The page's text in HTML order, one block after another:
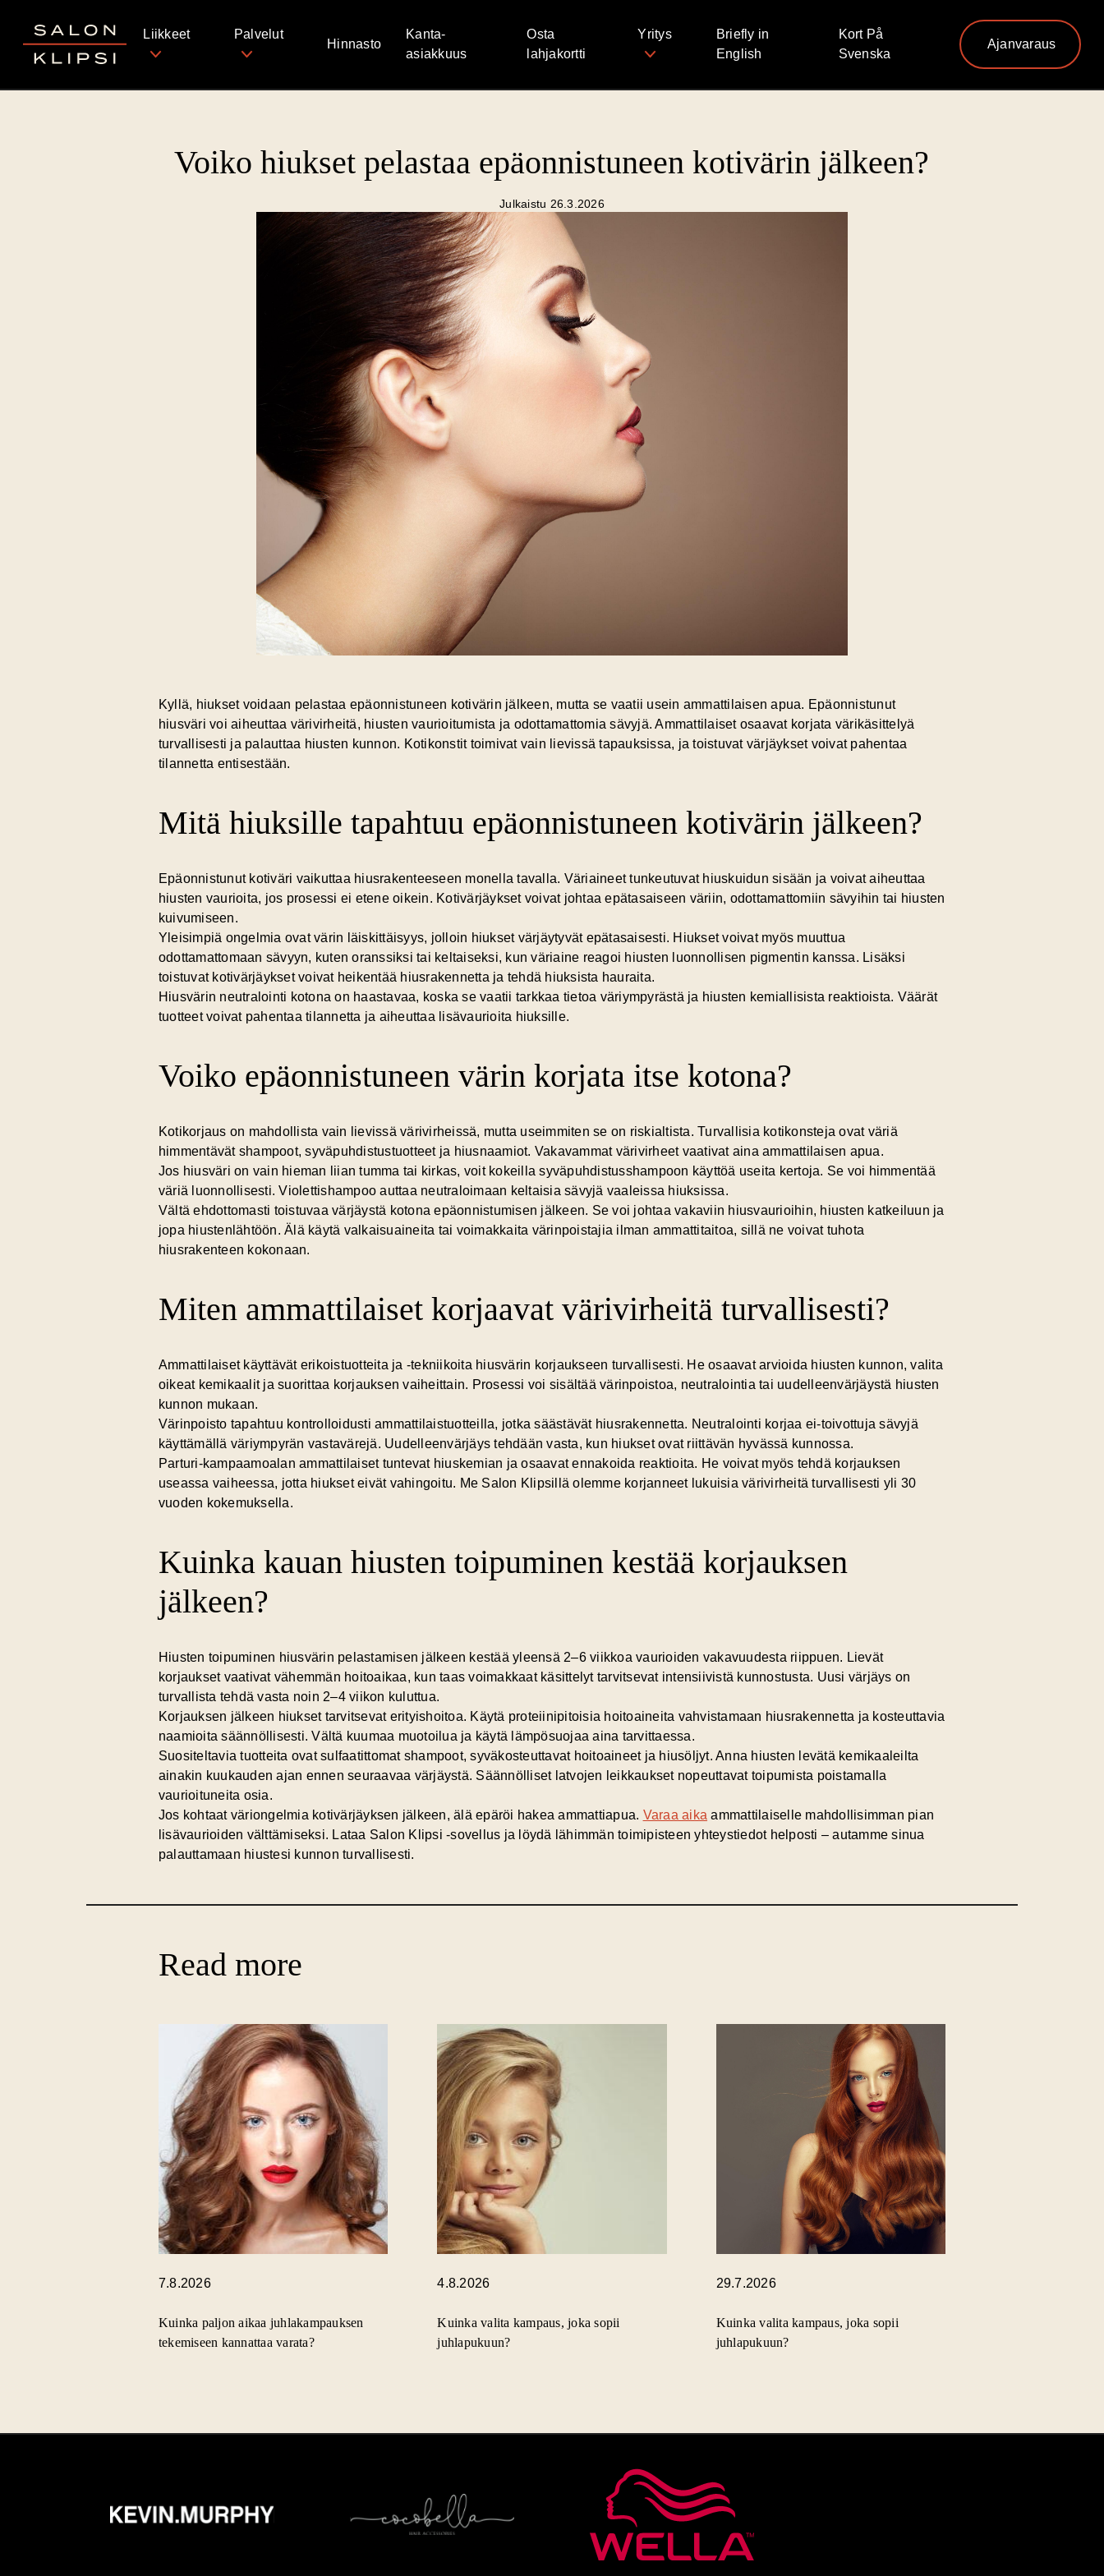
Salon Klipsi
Liikkeet Palvelut
Hinnasto
Kanta-
asiakkuus
Osta
lahjakortti
Yritys
Briefly in
English
Kort På
Svenska
Ajanvaraus
Voiko hiukset pelastaa epäonnistuneen kotivärin jälkeen?
Julkaistu 26.3.2026
Kyllä, hiukset voidaan pelastaa epäonnistuneen kotivärin jälkeen, mutta se vaatii usein ammattilaisen apua. Epäonnistunut
hiusväri voi aiheuttaa värivirheitä, hiusten vaurioitumista ja odottamattomia sävyjä. Ammattilaiset osaavat korjata värikäsittelyä
turvallisesti ja palauttaa hiusten kunnon. Kotikonstit toimivat vain lievissä tapauksissa, ja toistuvat värjäykset voivat pahentaa
tilannetta entisestään.
Mitä hiuksille tapahtuu epäonnistuneen kotivärin jälkeen?
Epäonnistunut kotiväri vaikuttaa hiusrakenteeseen monella tavalla. Väriaineet tunkeutuvat hiuskuidun sisään ja voivat aiheuttaa
hiusten vaurioita, jos prosessi ei etene oikein. Kotivärjäykset voivat johtaa epätasaiseen väriin, odottamattomiin sävyihin tai hiusten
kuivumiseen.
Yleisimpiä ongelmia ovat värin läiskittäisyys, jolloin hiukset värjäytyvät epätasaisesti. Hiukset voivat myös muuttua
odottamattomaan sävyyn, kuten oranssiksi tai keltaiseksi, kun väriaine reagoi hiusten luonnollisen pigmentin kanssa. Lisäksi
toistuvat kotivärjäykset voivat heikentää hiusrakennetta ja tehdä hiuksista hauraita.
Hiusvärin neutralointi kotona on haastavaa, koska se vaatii tarkkaa tietoa väriympyrästä ja hiusten kemiallisista reaktioista. Väärät
tuotteet voivat pahentaa tilannetta ja aiheuttaa lisävaurioita hiuksille.
Voiko epäonnistuneen värin korjata itse kotona?
Kotikorjaus on mahdollista vain lievissä värivirheissä, mutta useimmiten se on riskialtista. Turvallisia kotikonsteja ovat väriä
himmentävät shampoot, syväpuhdistustuotteet ja hiusnaamiot. Vakavammat värivirheetvaativat aina ammattilaisen apua.
Jos hiusväri on vain hieman liian tumma tai kirkas, voit kokeilla syväpuhdistusshampoon käyttöä useita kertoja. Se voi himmentää
väriä luonnollisesti. Violettishampoo auttaa neutraloimaan keltaisia sävyjä vaaleissa hiuksissa.
Vältä ehdottomasti toistuvaa värjäystä kotona epäonnistumisen jälkeen. Se voi johtaa vakaviin hiusvaurioihin, hiusten katkeiluun ja
jopa hiustenlähtöön. Älä käytä valkaisuaineita tai voimakkaita värinpoistajia ilman ammattitaitoa, sillä ne voivat tuhota
hiusrakenteen kokonaan.
Miten ammattilaiset korjaavat värivirheitä turvallisesti?
Ammattilaiset käyttävät erikoistuotteita ja -tekniikoita hiusvärin korjaukseen turvallisesti. He osaavat arvioida hiusten kunnon, valita
oikeat kemikaalit ja suorittaa korjauksen vaiheittain. Prosessi voi sisältää värinpoistoa, neutralointia tai uudelleenvärjäystä hiusten
kunnon mukaan.
Värinpoisto tapahtuu kontrolloidusti ammattilaistuotteilla, jotka säästävät hiusrakennetta. Neutralointi korjaa ei-toivottuja sävyjä
käyttämällä väriympyrän vastavärejä. Uudelleenvärjäys tehdään vasta, kun hiukset ovat riittävän hyvässä kunnossa.
Parturi-kampaamoalan ammattilaiset tuntevat hiuskemian ja osaavat ennakoida reaktioita. He voivat myös tehdä korjauksen
useassa vaiheessa, jotta hiukset eivät vahingoitu. Me Salon Klipsillä olemme korjanneet lukuisia värivirheitä turvallisesti yli 30
vuoden kokemuksella.
Kuinka kauan hiusten toipuminen kestää korjauksen
jälkeen?
Hiusten toipuminen hiusvärin pelastamisen jälkeen kestää yleensä 2–6 viikkoa vaurioiden vakavuudesta riippuen. Lievät
korjaukset vaativat vähemmän hoitoaikaa, kun taas voimakkaat käsittelyt tarvitsevat intensiivistä kunnostusta. Uusi värjäys on
turvallista tehdä vasta noin 2–4 viikon kuluttua.
Korjauksen jälkeen hiukset tarvitsevat erityishoitoa. Käytä proteiinipitoisia hoitoaineita vahvistamaan hiusrakennetta ja kosteuttavia
naamioita säännöllisesti. Vältä kuumaa muotoilua ja käytä lämpösuojaa aina tarvittaessa.
Suositeltavia tuotteita ovat sulfaatittomat shampoot, syväkosteuttavat hoitoaineet ja hiusöljyt. Anna hiusten levätä kemikaaleilta
ainakin kuukauden ajan ennen seuraavaa värjäystä. Säännölliset latvojen leikkaukset nopeuttavat toipumista poistamalla
vaurioituneita osia.
Jos kohtaat väriongelmia kotivärjäyksen jälkeen, älä epäröi hakea ammattiapua. Varaa aika ammattilaiselle mahdollisimman pian
lisävaurioiden välttämiseksi. Lataa Salon Klipsi -sovellus ja löydä lähimmän toimipisteen yhteystiedot helposti – autamme sinua
palauttamaan hiustesi kunnon turvallisesti.
Read more
7.8.2026
Kuinka paljon aikaa juhlakampauksen
tekemiseen kannattaa varata?
4.8.2026
Kuinka valita kampaus, joka sopii
juhlapukuun?
29.7.2026
Kuinka valita kampaus, joka sopii
juhlapukuun?